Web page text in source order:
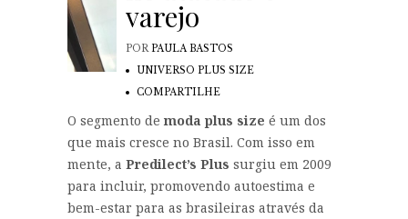
varejo
PORPAULA BASTOS
UNIVERSO PLUS SIZE
COMPARTILHE
O segmento de moda plus size é um dos
que mais cresce no Brasil. Com isso em
mente, a Predilect’s Plus surgiu em 2009
para incluir, promovendo autoestima e
bem-estar para as brasileiras através da